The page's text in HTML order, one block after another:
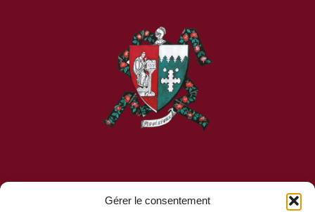
Gérer le consentement
Mairie d’Aveizieux